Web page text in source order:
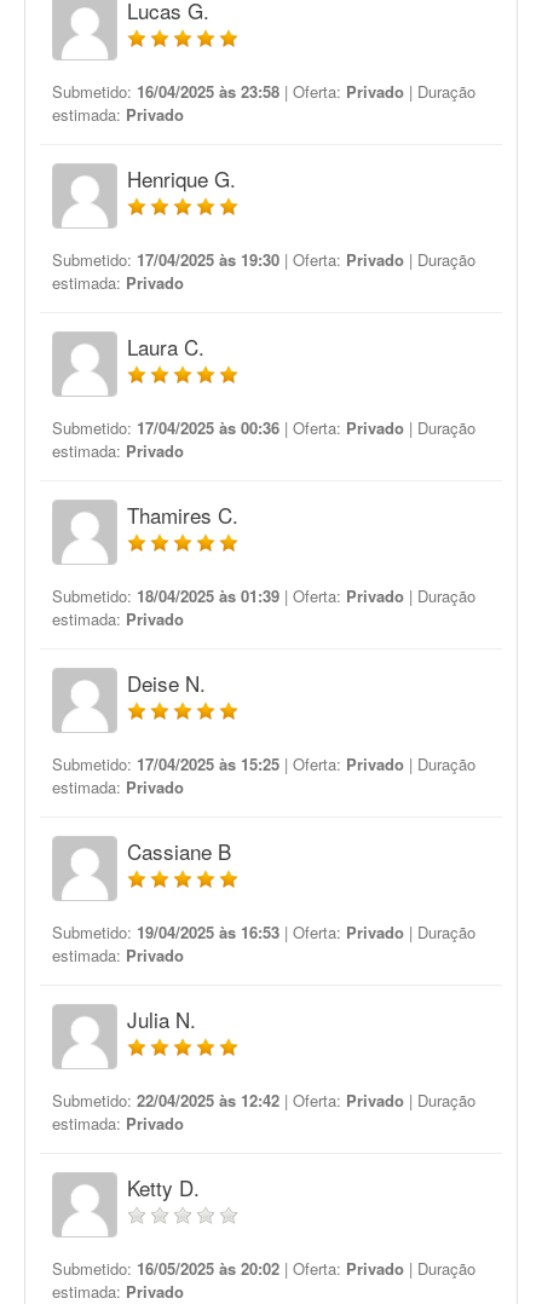
Lucas G.
Submetido: 16/04/2025 às 23:58 | Oferta: Privado | Duração
estimada: Privado
Henrique G.
Submetido: 17/04/2025 às 19:30 | Oferta: Privado | Duração
estimada: Privado
Laura C.
Submetido: 17/04/2025 às 00:36 | Oferta: Privado | Duração
estimada: Privado
Thamires C.
Submetido: 18/04/2025 às 01:39 | Oferta: Privado | Duração
estimada: Privado
Deise N.
Submetido: 17/04/2025 às 15:25 | Oferta: Privado | Duração
estimada: Privado
Cassiane B
Submetido: 19/04/2025 às 16:53 | Oferta: Privado | Duração
estimada: Privado
Julia N.
Submetido: 22/04/2025 às 12:42 | Oferta: Privado | Duração
estimada: Privado
Ketty D.
Submetido: 16/05/2025 às 20:02 | Oferta: Privado | Duração
estimada: Privado